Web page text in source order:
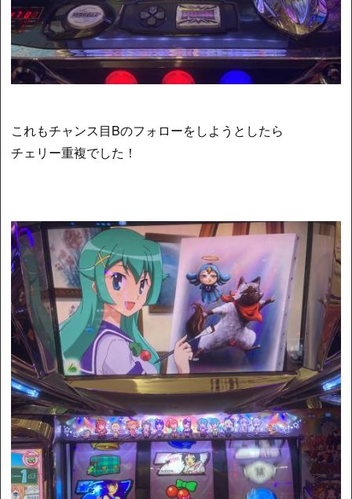
これもチャンス目Bのフォローをしようとしたら
チェリー重複でした！